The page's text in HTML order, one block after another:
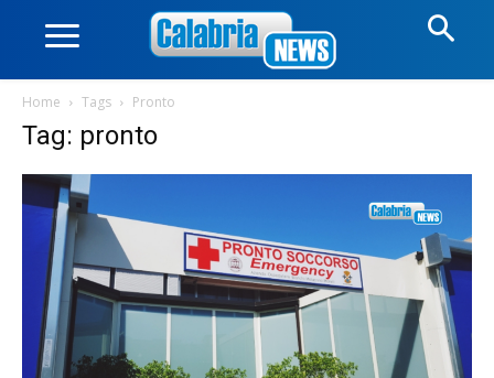
Home Tags Pronto
Tag: pronto